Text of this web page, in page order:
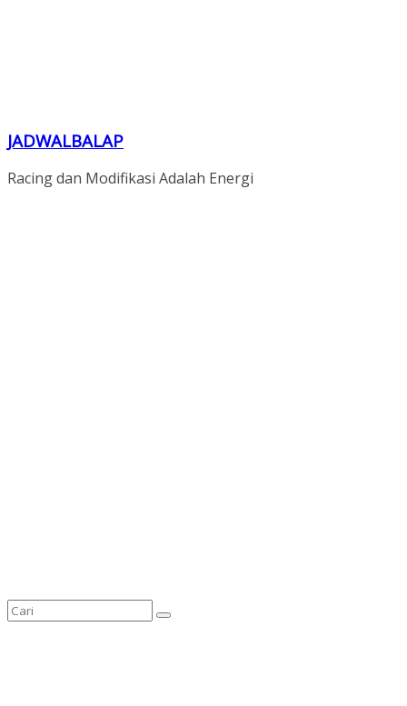
JADWALBALAP
Racing dan Modifikasi Adalah Energi